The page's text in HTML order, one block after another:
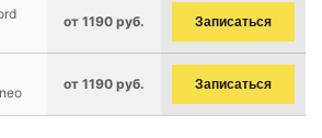
от 1190 руб. Записаться
от 1190 руб. Записаться